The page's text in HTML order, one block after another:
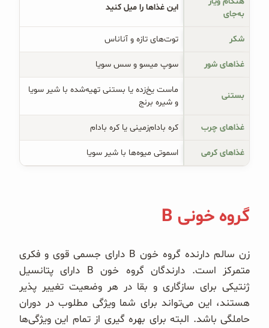
به‌جای
این غذاها را میل کنید
شکر توت‌های تازه و آناناس
غذاهای شور سوپ میسو و سس سویا
بستنی
ماست یخ‌زده یا بستنی تهیه‌شده با شیر سویا
و شیره برنج
غذاهای چرب کره بادام‌زمینی یا کره بادام
غذاهای کرمی اسموتی میوه‌ها با شیر سویا
گروه خونی B
زن سالم دارنده گروه خون B دارای جسمی قوی و فکری
متمرکز است. دارندگان گروه خون B دارای پتانسیل
ژنتیکی برای سازگاری و بقا در هر وضعیت تغییر پذیر
هستند، این می‌تواند برای شما ویژگی مطلوب در دوران
حاملگی باشد. البته برای بهره گیری از تمام این ویژگی‌ها